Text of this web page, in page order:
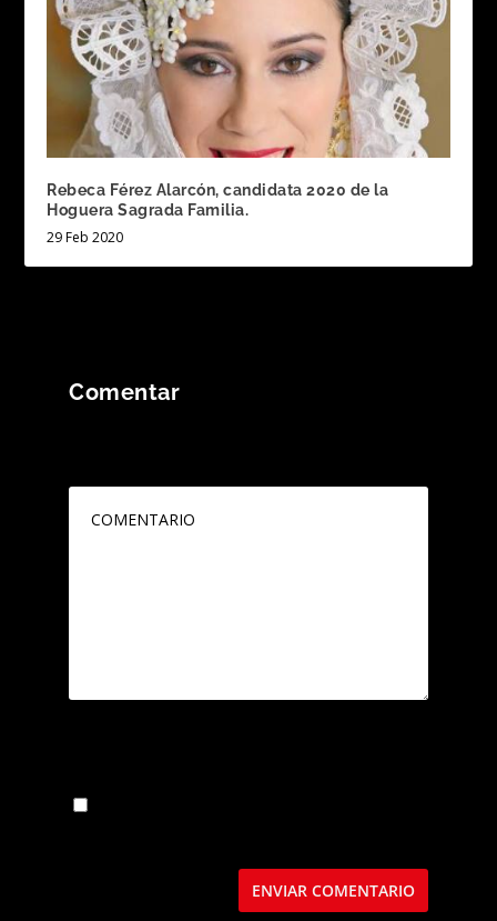
Rebeca Férez Alarcón, candidata 2020 de la
Hoguera Sagrada Familia.
29 Feb 2020
Comentar